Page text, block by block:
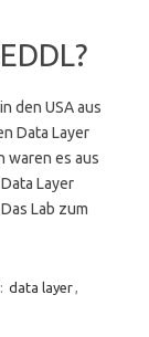
den USA aus
Data Layer
waren es aus
Layer
Lab zum
data layer,